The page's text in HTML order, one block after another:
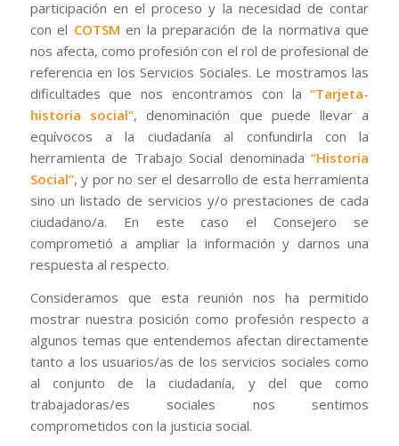
participación en el proceso y la necesidad de contar
con el COTSM en la preparación de la normativa que
nos afecta, como profesión con el rol de profesional de
referencia en los Servicios Sociales. Le mostramos las
dificultades que nos encontramos con la“Tarjeta-
historia social”, denominación que puede llevar a
equívocos a la ciudadanía al confundirla con la
herramienta de Trabajo Social denominada“Historia
Social”, y por no ser el desarrollo de esta herramienta
sino un listado de servicios y/o prestaciones de cada
ciudadano/a. En este caso el Consejero se
comprometió a ampliar la información y darnos una
respuesta al respecto.
Consideramos que esta reunión nos ha permitido
mostrar nuestra posición como profesión respecto a
algunos temas que entendemos afectan directamente
tanto a los usuarios/as de los servicios sociales como
al conjunto de la ciudadanía, y del que como
trabajadoras/es sociales nos sentimos
comprometidos con la justicia social.